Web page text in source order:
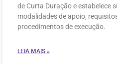
de Curta Duração e estabelece
modalidades de apoio,
procedimentos de execução.
LEIA MAIS »